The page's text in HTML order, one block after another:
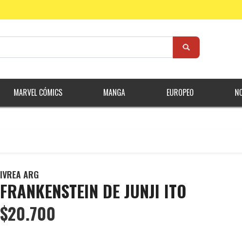
MARVEL CÓMICS MANGA EUROPEO
IVREA ARG
FRANKENSTEIN DE JUNJI ITO
$20.700